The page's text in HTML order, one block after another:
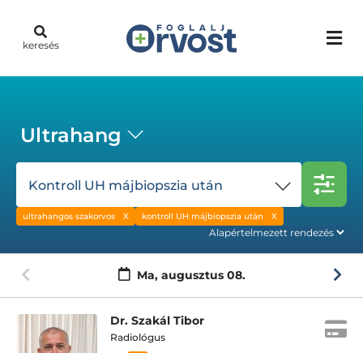
keresés
Ultrahang
Kontroll UH májbiopszia után
ultrahangos szakorvos kontroll UH májbiopszia után
Ma, augusztus 08.
Dr. Szakál Tibor
Radiológus